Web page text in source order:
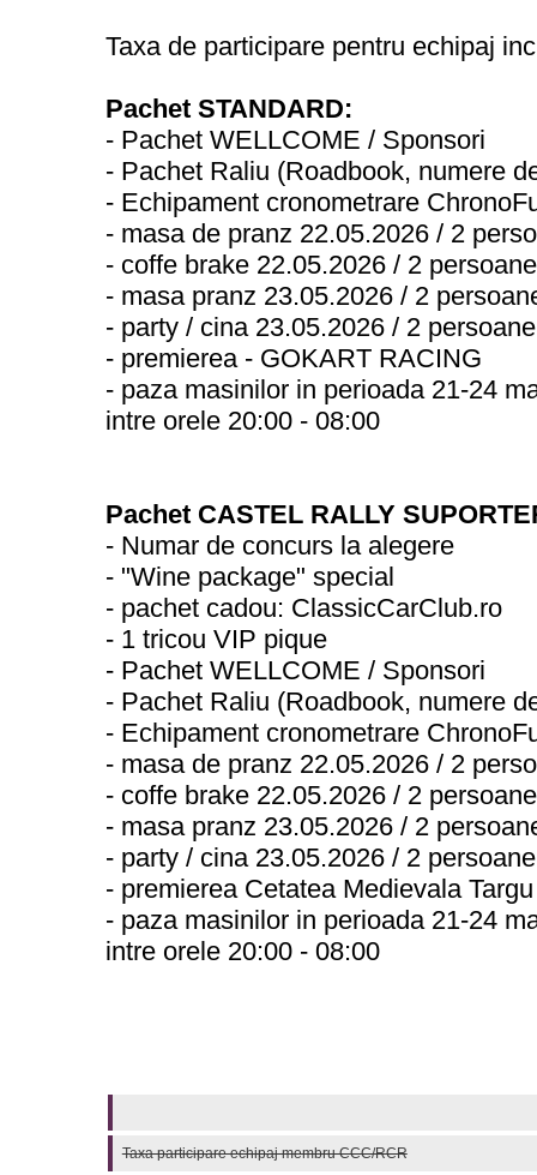
Taxa de participare pentru echipaj
Pachet STANDARD:
- Pachet WELLCOME / Sponsori
- Pachet Raliu (Roadbook, numere
- Echipament cronometrare
- masa de pranz 22.05.2026 / 2
- coffe brake 22.05.2026 / 2 persoane
- masa pranz 23.05.2026 / 2
- party / cina 23.05.2026 / 2 persoane
- premierea - GOKART RACING
- paza masinilor in perioada 21-24
intre orele 20:00 - 08:00
Pachet CASTEL RALLY
- Numar de concurs la alegere
- "Wine package" special
- pachet cadou: ClassicCarClub.ro
- 1 tricou VIP pique
- Pachet WELLCOME / Sponsori
- Pachet Raliu (Roadbook, numere
- Echipament cronometrare
- masa de pranz 22.05.2026 / 2
- coffe brake 22.05.2026 / 2 persoane
- masa pranz 23.05.2026 / 2
- party / cina 23.05.2026 / 2 persoane
- premierea Cetatea Medievala
- paza masinilor in perioada 21-24
intre orele 20:00 - 08:00
Taxa participare echipaj membru CCC/RCR